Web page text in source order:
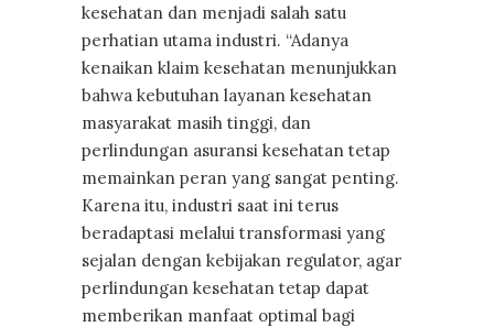
kesehatan dan menjadi salah satu
perhatian utama industri. “Adanya
kenaikan klaim kesehatan menunjukkan
bahwa kebutuhan layanan kesehatan
masyarakat masih tinggi, dan
perlindungan asuransi kesehatan tetap
memainkan peran yang sangat penting.
Karena itu, industri saat ini terus
beradaptasi melalui transformasi yang
sejalan dengan kebijakan regulator, agar
perlindungan kesehatan tetap dapat
memberikan manfaat optimal bagi